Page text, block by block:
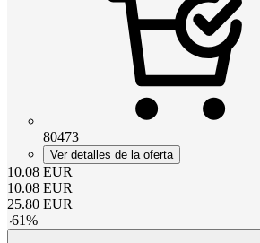
80473
Ver detalles de la oferta
10.08 EUR
10.08 EUR
25.80 EUR
-61%